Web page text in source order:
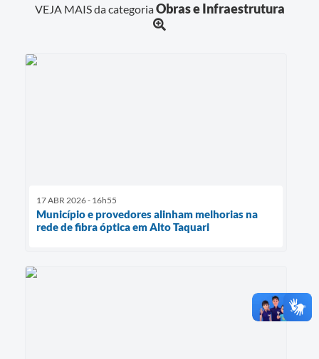
VEJA MAIS da categoriaObras e Infraestrutura
17 ABR 2026 - 16h55
Município e provedores alinham melhorias na
rede de fibra óptica em Alto Taquari